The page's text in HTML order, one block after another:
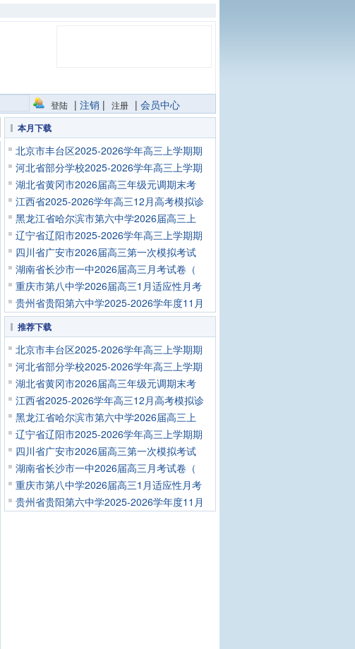
登陆 | 注销 | 注册 | 会员中心
本月下载
北京市丰台区2025-2026学年高三上学期期
河北省部分学校2025-2026学年高三上学期
湖北省黄冈市2026届高三年级元调期末考
江西省2025-2026学年高三12月高考模拟诊
黑龙江省哈尔滨市第六中学2026届高三上
辽宁省辽阳市2025-2026学年高三上学期期
四川省广安市2026届高三第一次模拟考试
湖南省长沙市一中2026届高三月考试卷（
重庆市第八中学2026届高三1月适应性月考
贵州省贵阳第六中学2025-2026学年度11月
推荐下载
北京市丰台区2025-2026学年高三上学期期
河北省部分学校2025-2026学年高三上学期
湖北省黄冈市2026届高三年级元调期末考
江西省2025-2026学年高三12月高考模拟诊
黑龙江省哈尔滨市第六中学2026届高三上
辽宁省辽阳市2025-2026学年高三上学期期
四川省广安市2026届高三第一次模拟考试
湖南省长沙市一中2026届高三月考试卷（
重庆市第八中学2026届高三1月适应性月考
贵州省贵阳第六中学2025-2026学年度11月